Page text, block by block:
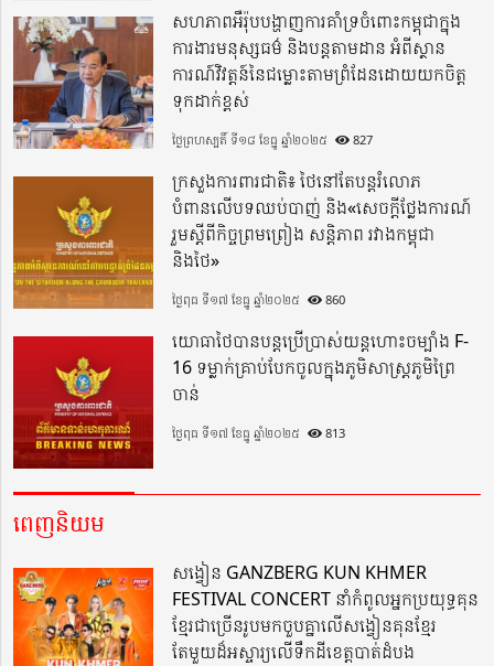
សហភាពអឺរ៉ុបបង្ហាញការគាំទ្រចំពោះកម្ពុជាក្នុង
ការងារមនុស្សធម៌ និងបន្តតាមដាន អំពីស្ថាន
ការណ៍វិវត្តន៍នៃជម្លោះតាមព្រំដែនដោយយកចិត្ត
ទុកដាក់ខ្ពស់
ថ្ងៃព្រហស្បតិ៍ ទី១៨ ខែធ្នូ ឆ្នាំ២០២៥ 827
ក្រសួងការពារជាតិ៖ ថៃនៅតែបន្តរំលោភ
បំពានលើបទឈប់បាញ់ និង«សេចក្តីថ្លែងការណ៍
រួមស្តីពីកិច្ចព្រមព្រៀង សន្តិភាព រវាងកម្ពុជា
និងថៃ»
ថ្ងៃពុធ ទី១៧ ខែធ្នូ ឆ្នាំ២០២៥ 860
យោធាថៃបានបន្តប្រើប្រាស់យន្តហោះចម្បាំង F-
16 ទម្លាក់គ្រាប់បែកចូលក្នុងភូមិសាស្ត្រភូមិព្រៃ
ចាន់
ថ្ងៃពុធ ទី១៧ ខែធ្នូ ឆ្នាំ២០២៥ 813
ពេញនិយម
សង្វៀន GANZBERG KUN KHMER
FESTIVAL CONCERT នាំកំពូលអ្នកប្រយុទ្ធគុន
ខ្មែរជាច្រើនរូបមកចួបគ្នាលើសង្វៀនគុនខ្មែរ
តែមួយដ៏អស្ចារ្យលើទឹកដីខេត្តបាត់ដំបង